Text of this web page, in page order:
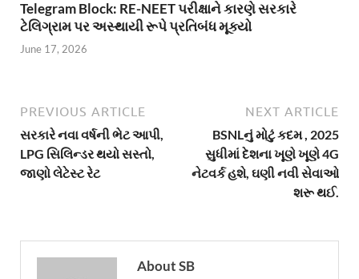
Telegram Block: RE-NEET પરીક્ષાને કારણે સરકારે
ટેલિગ્રામ પર અસ્થાયી રૂપે પ્રતિબંધ મૂક્યો
June 17, 2026
PREVIOUS ARTICLE
સરકારે નવા વર્ષની ભેટ આપી,
LPG સિલિન્ડર થયો સસ્તો,
જાણો લેટેસ્ટ રેટ
NEXT ARTICLE
BSNLનું મોટું કદમ , 2025
સુધીમાં દેશના ખૂણે ખૂણે 4G
નેટવર્ક હશે, ઘણી નવી સેવાઓ
શરૂ થઈ.
About SB